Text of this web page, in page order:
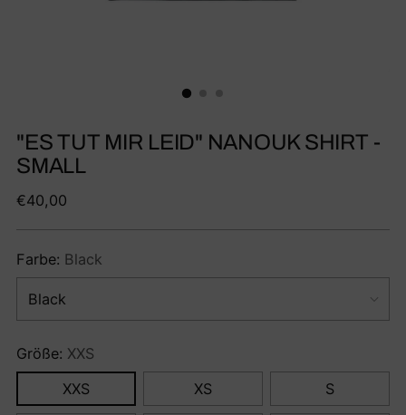
"ES TUT MIR LEID" NANOUK SHIRT -
SMALL
Regulärer
€40,00
Farbe: Black
Größe: XXS
XXS
XS S